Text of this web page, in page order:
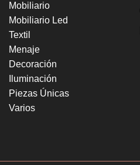
Mobiliario
Mobiliario Led
Textil
Menaje
Decoración
Iluminación
Piezas Únicas
Varios